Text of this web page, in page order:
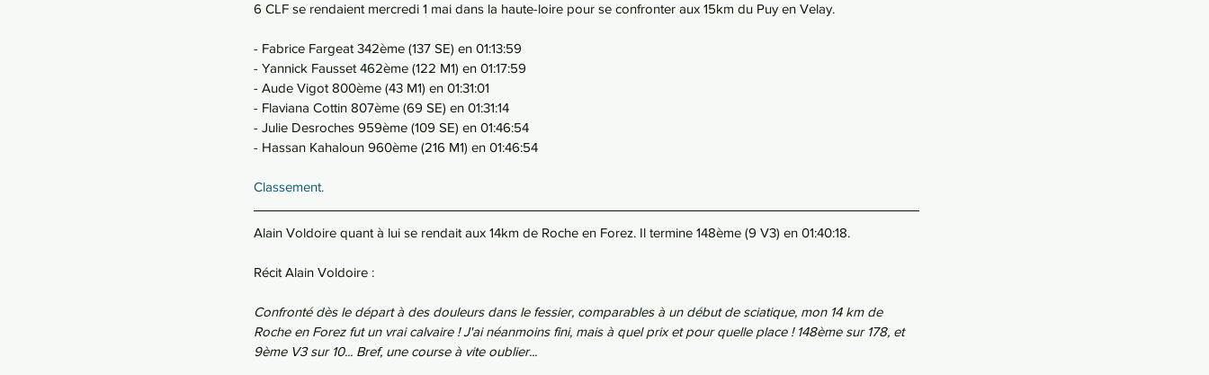
6 CLF se rendaient mercredi 1 mai dans la haute-loire pour se confronter aux 15km du Puy en Velay.
- Fabrice Fargeat 342ème (137 SE) en 01:13:59
- Yannick Fausset 462ème (122 M1) en 01:17:59
- Aude Vigot 800ème (43 M1) en 01:31:01
- Flaviana Cottin 807ème (69 SE) en 01:31:14
- Julie Desroches 959ème (109 SE) en 01:46:54
- Hassan Kahaloun 960ème (216 M1) en 01:46:54
Classement.
Alain Voldoire quant à lui se rendait aux 14km de Roche en Forez. Il termine 148ème (9 V3) en 01:40:18.
Récit Alain Voldoire :
Confronté dès le départ à des douleurs dans le fessier, comparables à un début de sciatique, mon 14 km de
Roche en Forez fut un vrai calvaire ! J'ai néanmoins fini, mais à quel prix et pour quelle place ! 148ème sur 178, et
9ème V3 sur 10... Bref, une course à vite oublier...